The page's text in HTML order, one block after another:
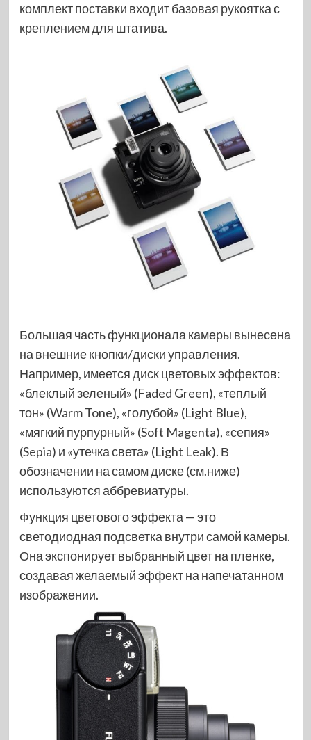
комплект поставки входит базовая рукоятка с
креплением для штатива.
Большая часть функционала камеры вынесена
на внешние кнопки/диски управления.
Например, имеется диск цветовых эффектов:
«блеклый зеленый» (Faded Green), «теплый
тон» (Warm Tone), «голубой» (Light Blue),
«мягкий пурпурный» (Soft Magenta), «сепия»
(Sepia) и «утечка света» (Light Leak). В
обозначении на самом диске (см.ниже)
используются аббревиатуры.
Функция цветового эффекта — это
светодиодная подсветка внутри самой камеры.
Она экспонирует выбранный цвет на пленке,
создавая желаемый эффект на напечатанном
изображении.